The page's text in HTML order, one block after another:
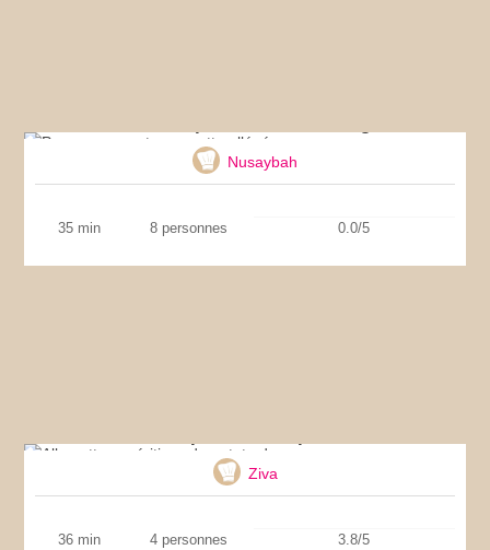
Nusaybah
35 min 8 personnes 0.0/5
Ziva
36 min 4 personnes 3.8/5